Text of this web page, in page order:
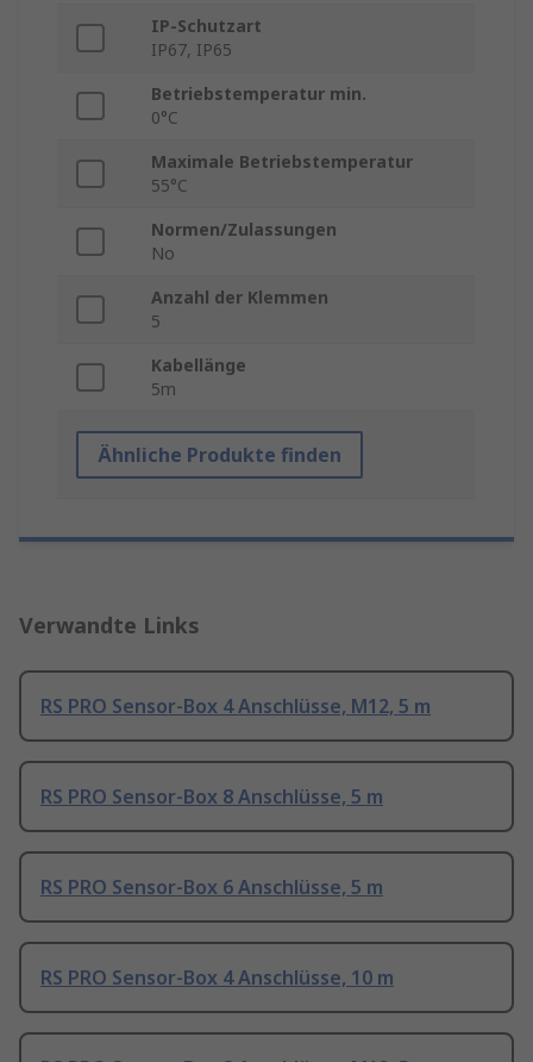
IP-Schutzart
IP67, IP65
Betriebstemperatur min.
0°C
Maximale Betriebstemperatur
55°C
Normen/Zulassungen
No
Anzahl der Klemmen
5
Kabellänge
5m
Ähnliche Produkte finden
Verwandte Links
RS PRO Sensor-Box 4 Anschlüsse, M12, 5 m
RS PRO Sensor-Box 8 Anschlüsse, 5 m
RS PRO Sensor-Box 6 Anschlüsse, 5 m
RS PRO Sensor-Box 4 Anschlüsse, 10 m